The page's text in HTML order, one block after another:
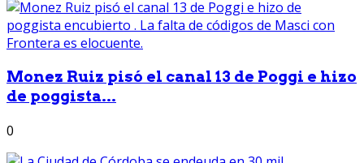
Monez Ruiz pisó el canal 13 de Poggi e hizo
de poggista...
0